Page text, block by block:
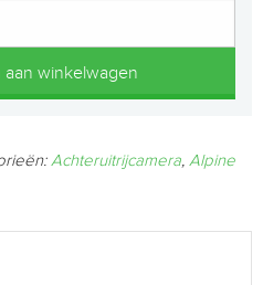
aan winkelwagen
Achteruitrijcamera, Alpine